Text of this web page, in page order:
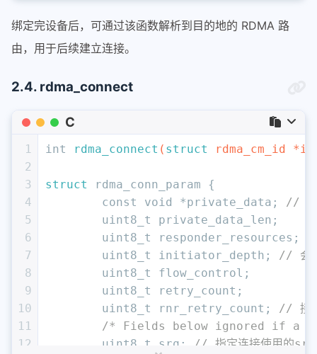
绑定完设备后，可通过该函数解析到目的地的 RDMA 路
由，用于后续建立连接。
2.4. rdma_connect
C
1
2
3
4
5
6
7
8
9
10
11
12
int rdma_connect ( struct rdma_cm_id
struct
rdma_conn_param {
const
void *private_data; // 用
uint8_t
private_data_len;
uint8_t
responder_resources;
uint8_t
initiator_depth; // 会
uint8_t
flow_control;
uint8_t
uint8_t
rnr_retry_count; // 接
/* Fields below ignored if a
uint8_t
srq;
// 指定连接使用的srq